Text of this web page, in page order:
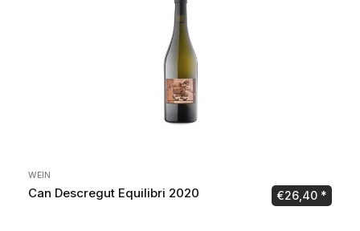
WEIN
Can Descregut Equilibri 2020 €26,40